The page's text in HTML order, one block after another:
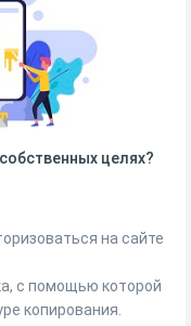
целях?
на сайте
с помощью которой
копирования.